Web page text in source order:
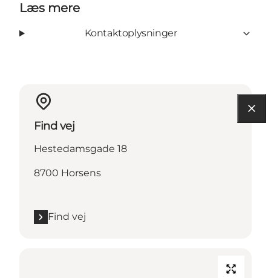
Læs mere
Kontaktoplysninger
Find vej
Hestedamsgade 18
8700 Horsens
Find vej